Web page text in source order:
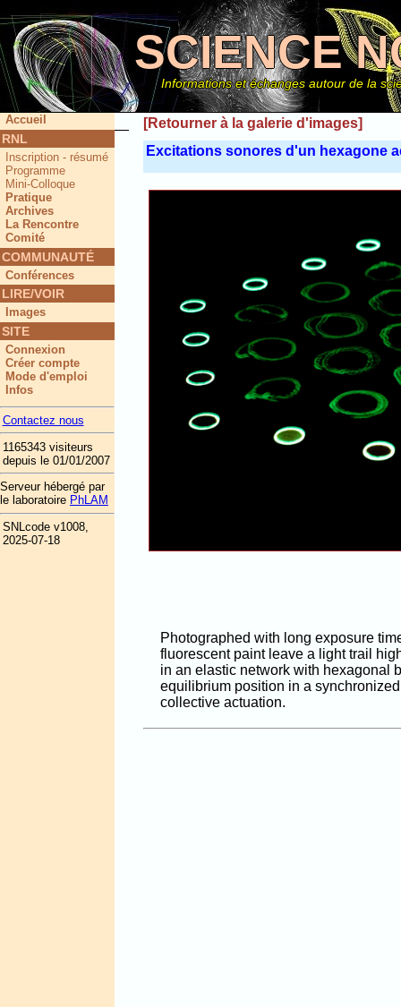
SCIENCE
Informations et échanges autour de la
[Retourner à la galerie d'images]
Excitations sonores d'un hexagone
Photographed with long exposure
fluorescent paint leave a light trail
in an elastic network with hexagonal
equilibrium position in a
collective actuation.
Accueil
RNL
Inscription - résumé
Programme
Mini-Colloque
Pratique
Archives
La Rencontre
Comité
COMMUNAUTÉ
Conférences
LIRE/VOIR
Images
SITE
Connexion
Créer compte
Mode d'emploi
Infos
Contactez nous
1165343 visiteurs
depuis le 01/01/2007
Serveur hébergé par
le laboratoire PhLAM
SNLcode v1008,
2025-07-18
Ce site